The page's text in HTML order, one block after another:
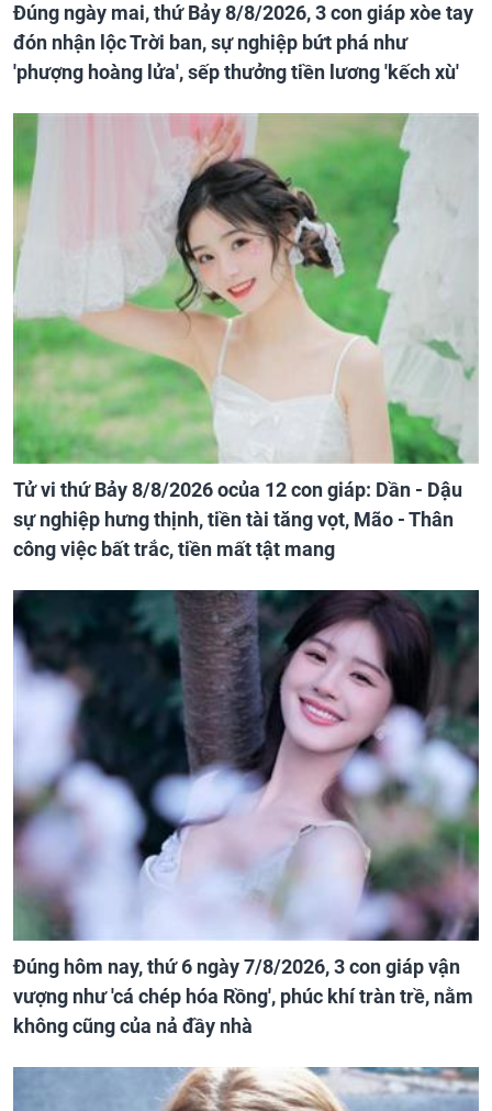
Đúng ngày mai, thứ Bảy 8/8/2026, 3 con giáp xòe tay
đón nhận lộc Trời ban, sự nghiệp bứt phá như
'phượng hoàng lửa', sếp thưởng tiền lương 'kếch xù'
Tử vi thứ Bảy 8/8/2026 ocủa 12 con giáp: Dần - Dậu
sự nghiệp hưng thịnh, tiền tài tăng vọt, Mão - Thân
công việc bất trắc, tiền mất tật mang
Đúng hôm nay, thứ 6 ngày 7/8/2026, 3 con giáp vận
vượng như 'cá chép hóa Rồng', phúc khí tràn trề, nằm
không cũng của nả đầy nhà